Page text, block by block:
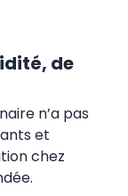
de
n’a pas
et
chez